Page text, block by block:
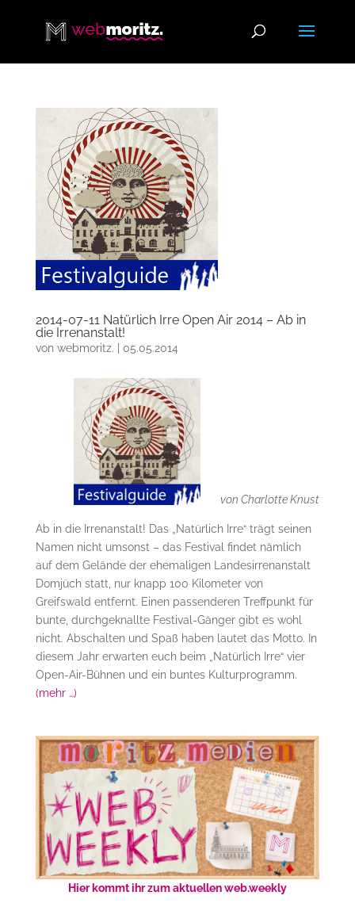
2014-07-11 Natürlich Irre Open Air 2014 – Ab in
die Irrenanstalt!
von webmoritz. 05.05.2014
von Charlotte Knust
Ab in die Irrenanstalt! Das „Natürlich Irre“ trägt seinen
Namen nicht umsonst – das Festival findet nämlich
auf dem Gelände der ehemaligen Landesirrenanstalt
Domjüch statt, nur knapp 100 Kilometer von
Greifswald entfernt. Einen passenderen Treffpunkt für
bunte, durchgeknallte Festival-Gänger gibt es wohl
nicht. Abschalten und Spaß haben lautet das Motto. In
diesem Jahr erwarten euch beim „Natürlich Irre“ vier
Open-Air-Bühnen und ein buntes Kulturprogramm.
(mehr …)
Hier kommt ihr zum aktuellen web.weekly